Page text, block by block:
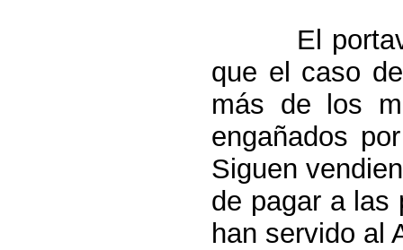
El
que el caso
más de los
engañados
Siguen
de pagar a las
han servido al